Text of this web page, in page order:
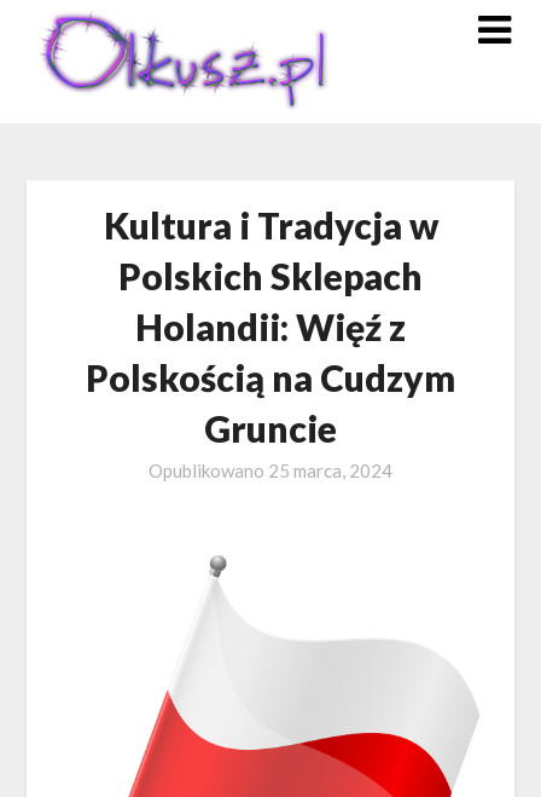
content
Kultura i Tradycja w
Polskich Sklepach
Holandii: Więź z
Polskością na Cudzym
Gruncie
Opublikowano 25 marca, 2024